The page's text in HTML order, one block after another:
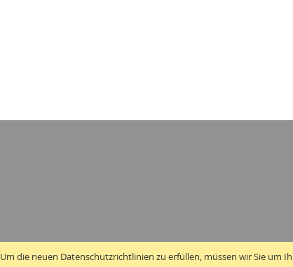
Um die neuen Datenschutzrichtlinien zu erfüllen, müssen wir Sie um